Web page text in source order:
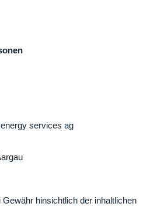
services ag
hinsichtlich der inhaltlichen